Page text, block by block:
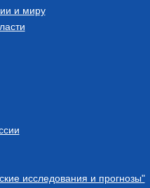
и миру
исследования и прогнозы"